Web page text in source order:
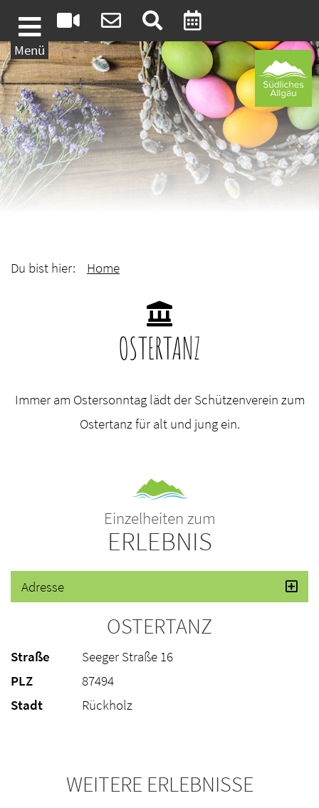
Weiter zum Inhalt
Menü
Du bist hier: Home
OSTERTANZ
Immer am Ostersonntag lädt der Schützenverein zum
Ostertanz für alt und jung ein.
Einzelheiten zum
ERLEBNIS
Adresse
OSTERTANZ
Straße
Seeger Straße 16
PLZ
87494
Stadt
Rückholz
WEITERE ERLEBNISSE